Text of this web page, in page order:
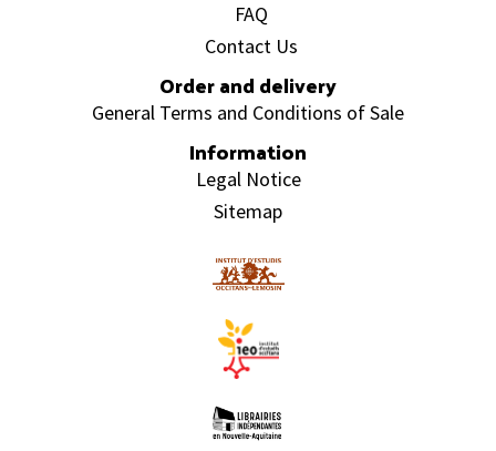
FAQ
Contact Us
Order and delivery
General Terms and Conditions of Sale
Information
Legal Notice
Sitemap